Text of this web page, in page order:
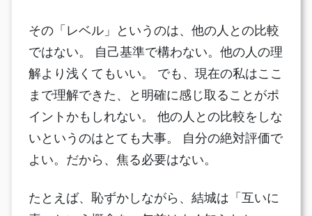
その「レベル」というのは、他の人との比較
ではない。 自己基準で構わない。他の人の理
解より浅くてもいい。 でも、現在の私はここ
まで理解できた、と明確に感じ取ることがポ
イントかもしれない。 他の人との比較をしな
いというのはとても大事。 自分の絶対評価で
よい。だから、焦る必要はない。
たとえば、恥ずかしながら、結城は「互いに